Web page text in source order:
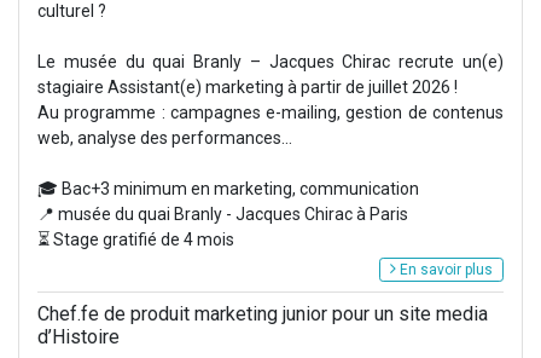
culturel ?
Le musée du quai Branly – Jacques Chirac recrute un(e)
stagiaire Assistant(e) marketing à partir de juillet 2026 !
Au programme : campagnes e-mailing, gestion de contenus
web, analyse des performances...
🎓 Bac+3 minimum en marketing, communication
📍 musée du quai Branly - Jacques Chirac à Paris
⏳ Stage gratifié de 4 mois
En savoir plus
Chef.fe de produit marketing junior pour un site media
d’Histoire